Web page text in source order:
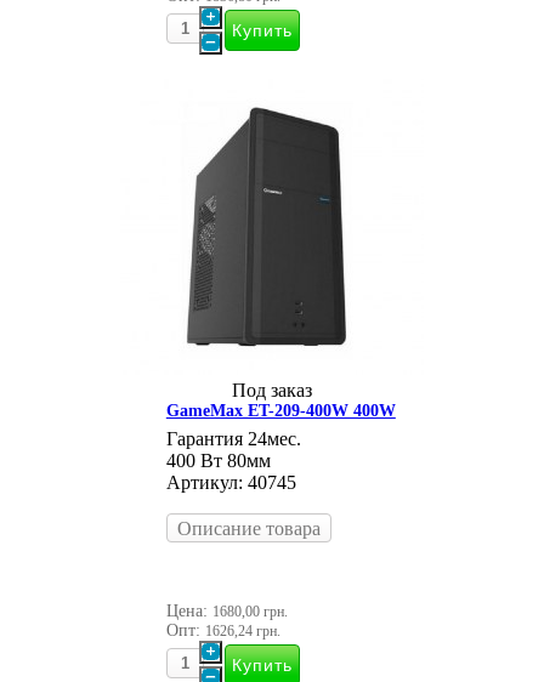
Под заказ
GameMax ET-209-400W 400W
Гарантия 24мес.
400 Вт 80мм
Артикул: 40745
Описание товара
Цена: 1680,00 грн.
Опт: 1626,24 грн.